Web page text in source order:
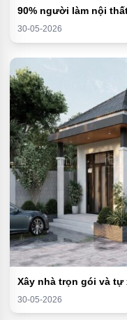
90% người làm nội
30-05-2026
Xây nhà trọn gói và
30-05-2026